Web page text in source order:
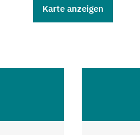
Karte anzeigen